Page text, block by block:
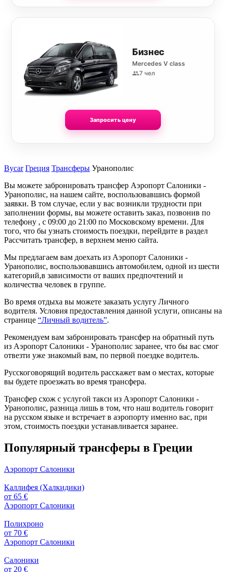
Бизнес
Mercedes V class
7 чел
Запросить цену
Bycar Греция Трансферы Уранополис
Вы можете забронировать трансфер Аэропорт Салоники -
Уранополис, на нашем сайте, воспользовавшись формой
заявки. В том случае, если у вас возникли трудности при
заполнении формы, вы можете оставить заказ, позвонив по
телефону , с 09:00 до 21:00 по Московскому времени. Для
того, что бы узнать стоимость поездки, перейдите в раздел
Рассчитать трансфер, в верхнем меню сайта.
Мы предлагаем вам доехать из Аэропорт Салоники -
Уранополис, воспользовавшись автомобилем, одной из шести
категорий,в зависимости от ваших предпочтений и
количества человек в группе.
Во время отдыха вы можете заказать услугу Личного
водителя. Условия предоставления данной услуги, описаны на
странице “Личный водитель”.
Рекомендуем вам забронировать трансфер на обратный путь
из Аэропорт Салоники - Уранополис заранее, что бы вас смог
отвезти уже знакомый вам, по первой поездке водитель.
Русскоговорящий водитель расскажет вам о местах, которые
вы будете проезжать во время трансфера.
Трансфер схож с услугой такси из Аэропорт Салоники -
Уранополис, разница лишь в том, что наш водитель говорит
на русском языке и встречает в аэропорту именно вас, при
этом, стоимость поездки устанавливается заранее.
Популярный трансферы в Греции
Аэропорт Салоники
Каллифея (Халкидики)
от 65 €
Аэропорт Салоники
Полихроно
от 70 €
Аэропорт Салоники
Салоники
от 20 €